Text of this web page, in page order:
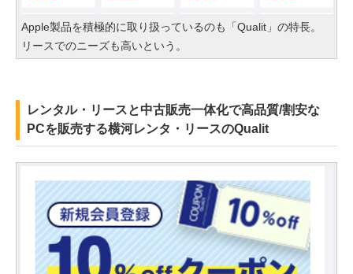
Apple製品を積極的に取り扱っているのも「Qualit」の特長。
リースでのニーズも高いという。
レンタル・リースと中古販売一体化で高品質/割安な
PCを販売する横河レンタ・リースのQualit